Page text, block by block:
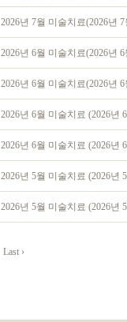
2026년 7월 미술치료(2026년 7
2026년 6월 미술치료(2026년 6
2026년 6월 미술치료(2026년 6
2026년 6월 미술치료 (2026년
2026년 6월 미술치료 (2026년
2026년 5월 미술치료 (2026년
2026년 5월 미술치료 (2026년
Last ›